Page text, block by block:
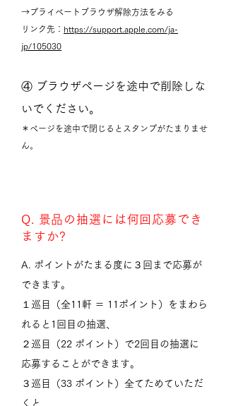
→プライベートブラウザ解除方法をみる
リンク先： https://support.apple.com/ja-
jp/105030
④ ブラウザページを途中で削除しな
いでください。
＊ページを途中で閉じるとスタンプがたまりませ
ん。
Q. 景品の抽選には何回応募でき
ますか?
A. ポイントがたまる度に３回まで応募が
できます。
１巡目（全11軒 ＝ 11ポイント）をまわら
れると1回目の抽選、
２巡目（22 ポイント）で2回目の抽選に
応募することができます。
３巡目（33 ポイント）全てためていただ
くと、